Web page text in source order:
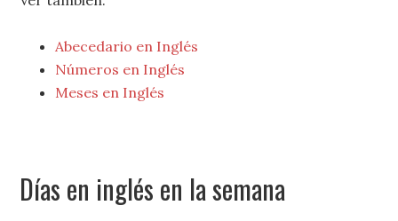
Abecedario en Inglés
Números en Inglés
Meses en Inglés
Días en inglés en la semana